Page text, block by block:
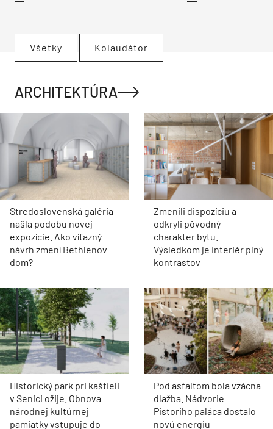
Všetky Kolaudátor
ARCHITEKTÚRA
Stredoslovenská galéria
našla podobu novej
expozície. Ako víťazný
návrh zmení Bethlenov
dom?
Zmenili dispozíciu a
odkryli pôvodný
charakter bytu.
Výsledkom je interiér plný
kontrastov
Historický park pri kaštieli
v Senici ožije. Obnova
národnej kultúrnej
pamiatky vstupuje do
Pod asfaltom bola vzácna
dlažba. Nádvorie
Pistoriho paláca dostalo
novú energiu